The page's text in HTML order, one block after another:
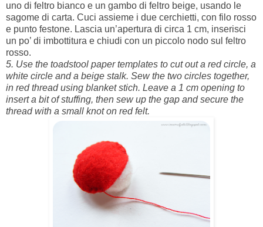
uno di feltro bianco e un gambo di feltro beige, usando le
sagome di carta. Cuci assieme i due cerchietti, con filo rosso
e punto festone. Lascia un’apertura di circa 1 cm, inserisci
un po’ di imbottitura e chiudi con un piccolo nodo sul feltro
rosso.
5. Use the toadstool paper templates to cut out a red circle, a
white circle and a beige stalk. Sew the two circles together,
in red thread using blanket stich. Leave a 1 cm opening to
insert a bit of stuffing, then sew up the gap and secure the
thread with a small knot on red felt.